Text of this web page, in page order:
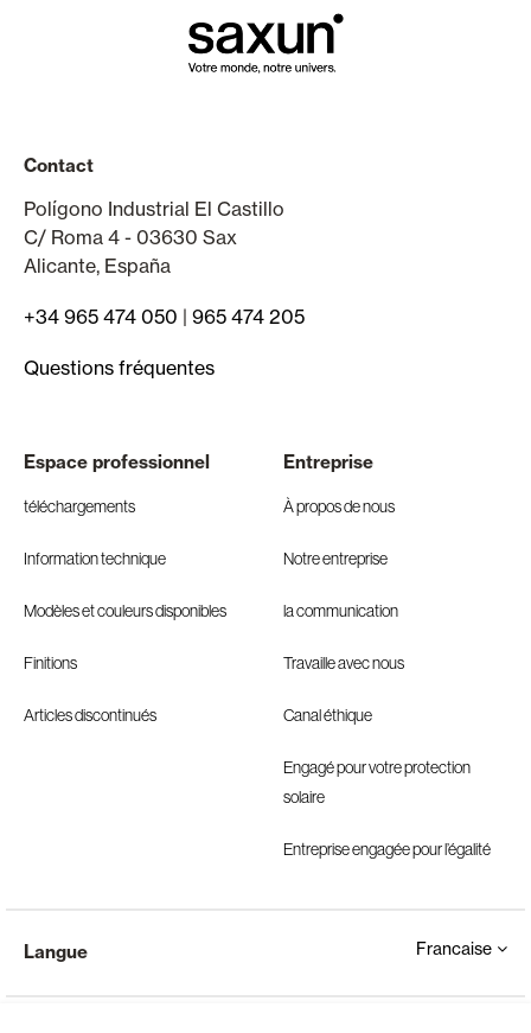
Contact
Polígono Industrial El Castillo
C/ Roma 4 - 03630 Sax
Alicante, España
+34 965 474 050 | 965 474 205
Questions fréquentes
Espace professionnel
téléchargements
Information technique
Modèles et couleurs disponibles
Finitions
Articles discontinués
Entreprise
À propos de nous
Notre entreprise
la communication
Travaille avec nous
Canal éthique
Engagé pour votre protection
solaire
Entreprise engagée pour l’égalité
Langue Francaise